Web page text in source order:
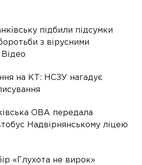
підбили підсумки
з вірусними
Відео
на КТ: НСЗУ нагадує
ОВА передала
Надвірнянському ліцею
«Глухота не вирок»